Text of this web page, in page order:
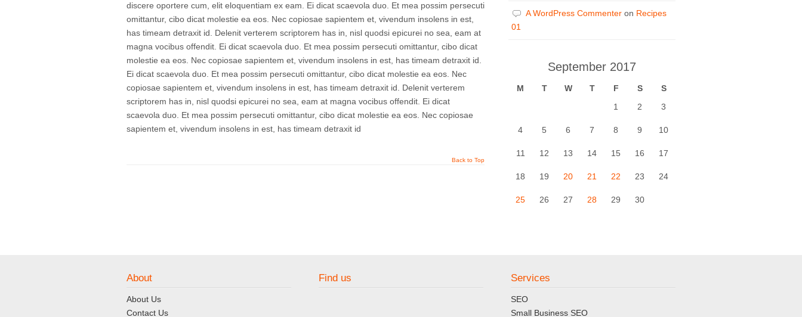
discere oportere cum, elit eloquentiam ex eam. Ei dicat scaevola duo. Et mea possim persecuti
omittantur, cibo dicat molestie ea eos. Nec copiosae sapientem et, vivendum insolens in est,
has timeam detraxit id. Delenit verterem scriptorem has in, nisl quodsi epicurei no sea, eam at
magna vocibus offendit. Ei dicat scaevola duo. Et mea possim persecuti omittantur, cibo dicat
molestie ea eos. Nec copiosae sapientem et, vivendum insolens in est, has timeam detraxit id.
Ei dicat scaevola duo. Et mea possim persecuti omittantur, cibo dicat molestie ea eos. Nec
copiosae sapientem et, vivendum insolens in est, has timeam detraxit id. Delenit verterem
scriptorem has in, nisl quodsi epicurei no sea, eam at magna vocibus offendit. Ei dicat
scaevola duo. Et mea possim persecuti omittantur, cibo dicat molestie ea eos. Nec copiosae
sapientem et, vivendum insolens in est, has timeam detraxit id
Back to Top
A WordPress Commenter on Recipes
01
September 2017
M T W T F S
S
1
2 3
4 5 6 7 8 9 10
11 12 13 14 15 16 17
18 19 20 21 22 23 24
25 26 27 28 29 30
About
About Us
Contact Us
Find us Services
SEO
Small Business SEO